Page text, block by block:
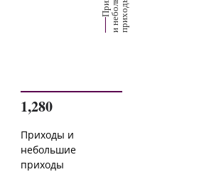
х
ь
ы
1,280
Приходы и
небольшие
приходы